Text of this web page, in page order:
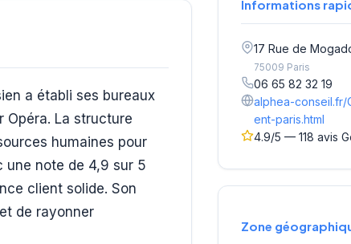
a établi ses bureaux
La structure
humaines pour
une note de 4,9 sur 5
client solide. Son
de rayonner
Informations
17 Rue de
75009 Paris
06 65 82 32 19
alphea-conseil.fr/
ent-paris.html
4.9/5 — 118 avis
Zone